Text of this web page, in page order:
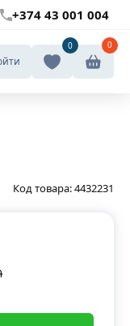
+374 43 001 004
0 0
Код товара:4432231